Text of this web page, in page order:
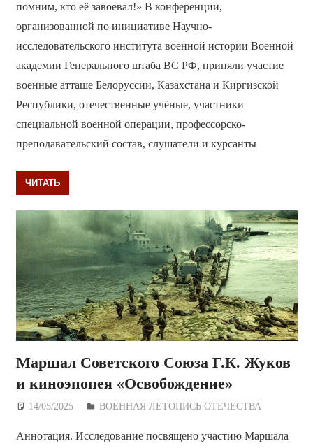
помним, кто её завоевал!» В конференции,
организованной по инициативе Научно-
исследовательского института военной истории Военной
академии Генерального штаба ВС РФ, приняли участие
военные атташе Белоруссии, Казахстана и Киргизской
Республики, отечественные учёные, участники
специальной военной операции, профессорско-
преподавательский состав, слушатели и курсанты
ЧИТАТЬ
Маршал Советского Союза Г.К. Жуков
и киноэпопея «Освобождение»
14/05/2025 Дежурный по Редакции
ВОЕННАЯ ЛЕТОПИСЬ ОТЕЧЕСТВА
Аннотация. Исследование посвящено участию Маршала